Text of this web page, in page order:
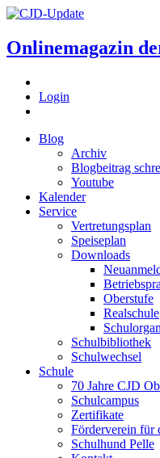
Onlinemagazin
Login
Blog
Archiv
Blogbeitrag
Youtube
Kalender
Service
Vertretungsplan
Speiseplan
Downloads
Oberstufe
Realschule
Schulbibliothek
Schulwechsel
Schule
70 Jahre CJD
Schulcampus
Zertifikate
Förderverein für
Schulhund Pelle